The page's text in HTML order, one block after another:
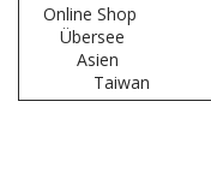
Online Shop
Übersee
Asien
Taiwan